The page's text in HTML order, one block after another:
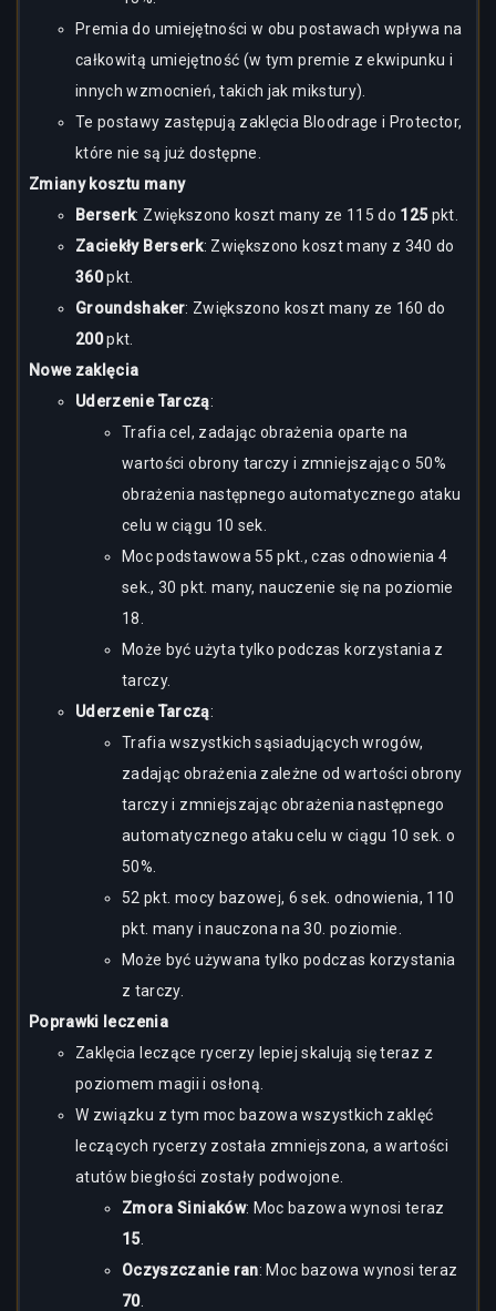
Premia do umiejętności w obu postawach wpływa na
całkowitą umiejętność (w tym premie z ekwipunku i
innych wzmocnień, takich jak mikstury).
Te postawy zastępują zaklęcia Bloodrage i Protector,
które nie są już dostępne.
Zmiany kosztu many
Berserk: Zwiększono koszt many ze 115 do 125pkt.
Zaciekły Berserk: Zwiększono koszt many z 340 do
360pkt.
Groundshaker: Zwiększono koszt many ze 160 do
200pkt.
Nowe zaklęcia
Uderzenie Tarczą:
Trafia cel, zadając obrażenia oparte na
wartości obrony tarczy i zmniejszając o 50%
obrażenia następnego automatycznego ataku
celu w ciągu 10 sek.
Moc podstawowa 55 pkt., czas odnowienia 4
sek., 30 pkt. many, nauczenie się na poziomie
18.
Może być użyta tylko podczas korzystania z
tarczy.
Uderzenie Tarczą:
Trafia wszystkich sąsiadujących wrogów,
zadając obrażenia zależne od wartości obrony
tarczy i zmniejszając obrażenia następnego
automatycznego ataku celu w ciągu 10 sek. o
50%.
52 pkt. mocy bazowej, 6 sek. odnowienia, 110
pkt. many i nauczona na 30. poziomie.
Może być używana tylko podczas korzystania
z tarczy.
Poprawki leczenia
Zaklęcia leczące rycerzy lepiej skalują się teraz z
poziomem magii i osłoną.
W związku z tym moc bazowa wszystkich zaklęć
leczących rycerzy została zmniejszona, a wartości
atutów biegłości zostały podwojone.
Zmora Siniaków: Moc bazowa wynosi teraz
15.
Oczyszczanie ran: Moc bazowa wynosi teraz
70.